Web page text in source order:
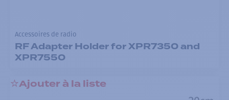
Accessoires de radio
RF Adapter Holder for XPR7350 and
XPR7550
Ajouter à la liste